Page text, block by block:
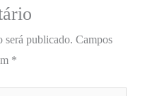
será publicado. Campos
*